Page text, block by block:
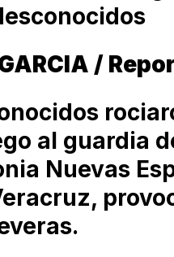
/
al guardia
Nuevas